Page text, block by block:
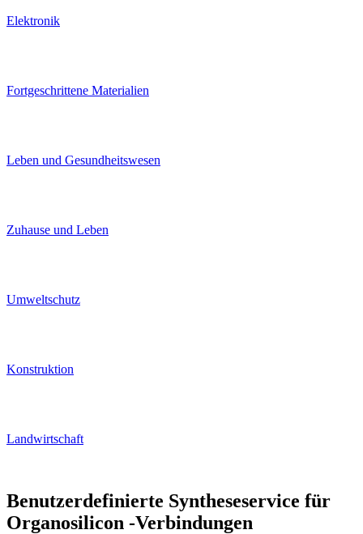
Elektronik
Fortgeschrittene Materialien
Leben und Gesundheitswesen
Zuhause und Leben
Umweltschutz
Konstruktion
Landwirtschaft
Benutzerdefinierte Syntheseservice für
Organosilicon -Verbindungen